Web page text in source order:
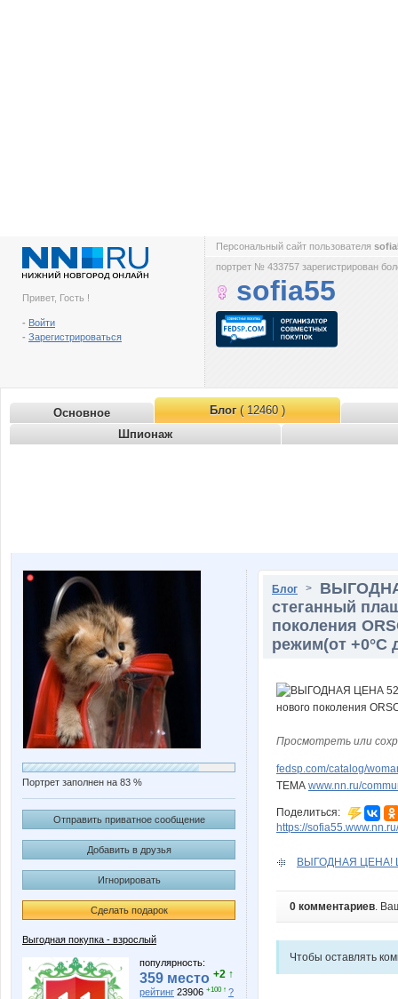
Привет, Гость !
- Войти
- Зарегистрироваться
Персональный сайт пользователя
портрет № 433757 зарегистрирован
sofia55
Основное Блог( 12460 )
Шпионаж
Портрет заполнен на 83 %
Отправить приватное сообщение
Добавить в друзья
Игнорировать
Сделать подарок
Выгодная покупка - взрослый
популярность:
359 место +2 ↑
рейтинг 23906 +100 ↑ ?
Блог >
стеганный
поколения
режим(от +0°C
Просмотреть или
fedsp.com/catalog/
ТЕМА www.nn.ru/
Поделиться:
https://
ВЫГОДНАЯ ЦЕНА!
0 комментариев.
Чтобы оставлять